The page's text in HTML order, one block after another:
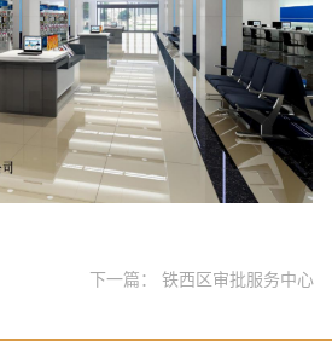
下一篇： 铁西区审批服务中心